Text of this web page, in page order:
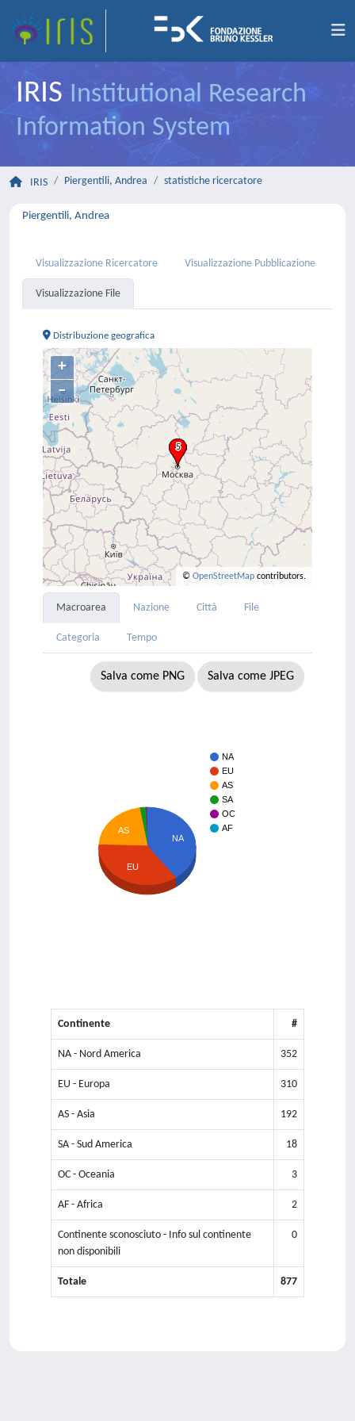
IRIS Institutional Research
Information System
IRIS Piergentili, Andrea statistiche ricercatore
Piergentili, Andrea
Visualizzazione Ricercatore Visualizzazione Pubblicazione
Visualizzazione File
Distribuzione geografica
+
–
© OpenStreetMap contributors.
Macroarea Nazione Città File
Categoria Tempo
Salva come PNG Salva come JPEG
NA
EU
AS
SA
OC
AF
NA
AS
EU
Continente #
NA - Nord America 352
EU - Europa 310
AS - Asia 192
SA - Sud America 18
OC - Oceania 3
AF - Africa 2
Continente sconosciuto - Info sul continente
non disponibili
0
Totale 877